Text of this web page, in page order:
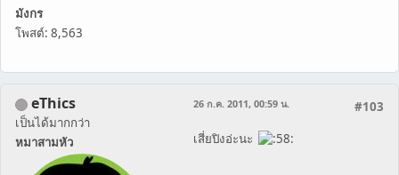
มังกร
โพสต์: 8,563
eThics
เป็นได้มากกว่า
หมาสามหัว
#103
26 ก.ค. 2011, 00:59 น.
เสี่ยปิงอ่ะนะ